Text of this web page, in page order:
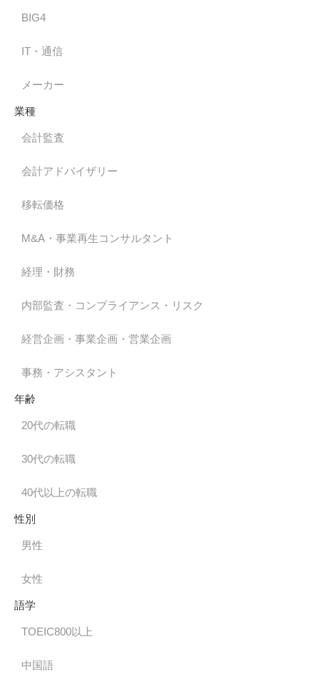
BIG4
IT・通信
メーカー
業種
会計監査
会計アドバイザリー
移転価格
M&A・事業再生コンサルタント
経理・財務
内部監査・コンプライアンス・リスク
経営企画・事業企画・営業企画
事務・アシスタント
年齢
20代の転職
30代の転職
40代以上の転職
性別
男性
女性
語学
TOEIC800以上
中国語